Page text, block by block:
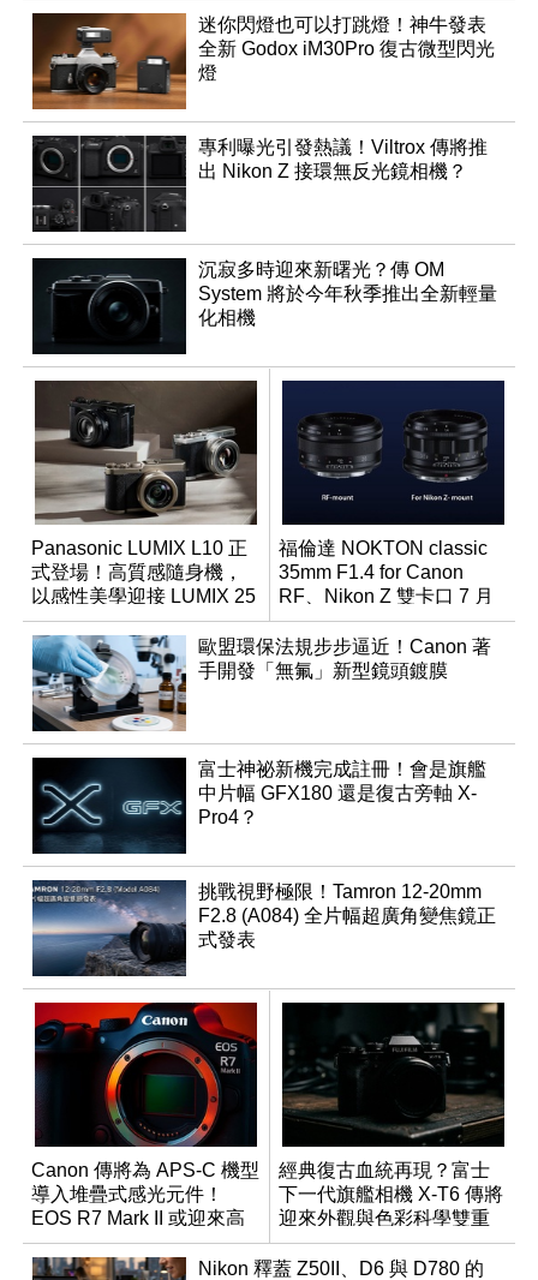
迷你閃燈也可以打跳燈！神牛發表
全新 Godox iM30Pro 復古微型閃光
燈
專利曝光引發熱議！Viltrox 傳將推
出 Nikon Z 接環無反光鏡相機？
沉寂多時迎來新曙光？傳 OM
System 將於今年秋季推出全新輕量
化相機
Panasonic LUMIX L10 正
式登場！高質感隨身機，
以感性美學迎接 LUMIX 25
週年
福倫達 NOKTON classic
35mm F1.4 for Canon
RF、Nikon Z 雙卡口 7 月
同步登台
歐盟環保法規步步逼近！Canon 著
手開發「無氟」新型鏡頭鍍膜
富士神祕新機完成註冊！會是旗艦
中片幅 GFX180 還是復古旁軸 X-
Pro4？
挑戰視野極限！Tamron 12-20mm
F2.8 (A084) 全片幅超廣角變焦鏡正
式發表
Canon 傳將為 APS-C 機型
導入堆疊式感光元件！
EOS R7 Mark II 或迎來高
速讀出升級
經典復古血統再現？富士
下一代旗艦相機 X-T6 傳將
迎來外觀與色彩科學雙重
優化
Nikon 釋蓋 Z50II、D6 與 D780 的